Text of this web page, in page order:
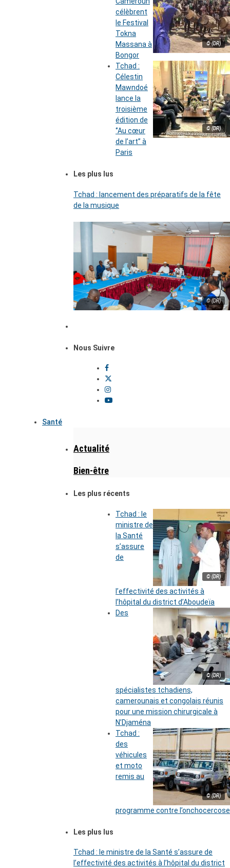
© (DR)
célèbrent
le Festival
Tokna
Massana à
Bongor
© (DR)
Tchad :
Célestin
Mawndoé
lance la
troisième
édition de
‘’Au cœur
de l’art’’ à
Paris
Les plus lus
Tchad : lancement des préparatifs de la fête
de la musique
© (DR)
Nous Suivre
Santé
Actualité
Bien-être
Les plus récents
© (DR)
Tchad : le
ministre de
la Santé
s’assure
de
l’effectivité des activités à
l’hôpital du district d’Aboudeïa
© (DR)
Des
spécialistes tchadiens,
camerounais et congolais réunis
pour une mission chirurgicale à
N’Djaména
© (DR)
Tchad :
des
véhicules
et moto
remis au
programme contre l’onchocercose
Les plus lus
Tchad : le ministre de la Santé s’assure de
l’effectivité des activités à l’hôpital du district